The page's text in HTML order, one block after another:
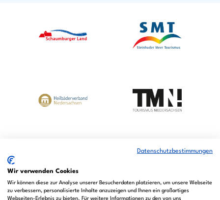
o
Datenschutzbestimmungen
Wir verwenden Cookies
Wir können diese zur Analyse unserer Besucherdaten platzieren, um unsere Webseite
zu verbessern, personalisierte Inhalte anzuzeigen und Ihnen ein großartiges
Webseiten-Erlebnis zu bieten. Für weitere Informationen zu den von uns